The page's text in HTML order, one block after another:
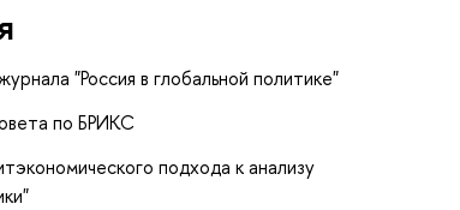
"Россия в глобальной политике"
по БРИКС
подхода к анализу